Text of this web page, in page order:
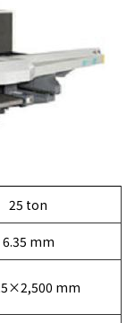
25 ton
6.35 mm
mm